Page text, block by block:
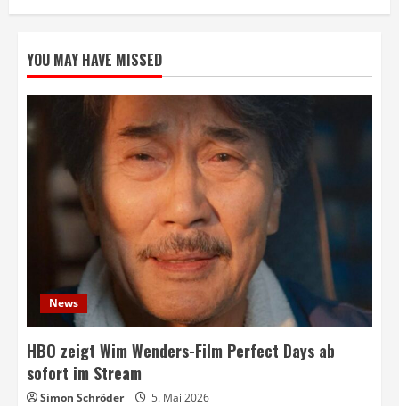
YOU MAY HAVE MISSED
News
HBO zeigt Wim Wenders-Film Perfect Days ab
sofort im Stream
Simon Schröder 5. Mai 2026